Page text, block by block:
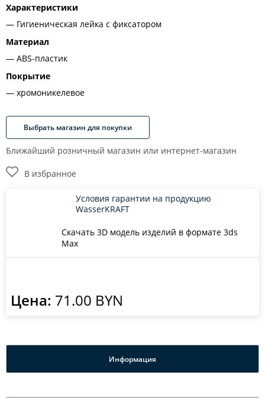
Характеристики
Гигиеническая лейка с фиксатором
Материал
ABS-пластик
Покрытие
хромоникелевое
Выбрать магазин для покупки
Ближайший розничный магазин или интернет-магазин
В избранное
Скачать 3D модель изделий в формате 3ds
Max
Условия гарантии на продукцию
WasserKRAFT
Цена: 71.00 BYN
Информация